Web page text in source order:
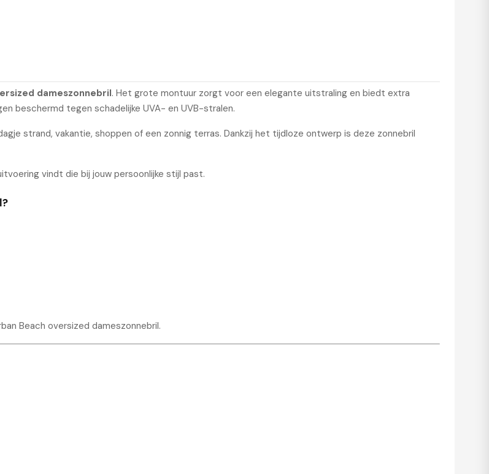
dameszonnebril. Het grote montuur zorgt voor een elegante uitstraling en biedt extra
beschermd tegen schadelijke UVA- en UVB-stralen.
strand, vakantie, shoppen of een zonnig terras. Dankzij het tijdloze ontwerp is deze zonnebril
vindt die bij jouw persoonlijke stijl past.
Beach oversized dameszonnebril.